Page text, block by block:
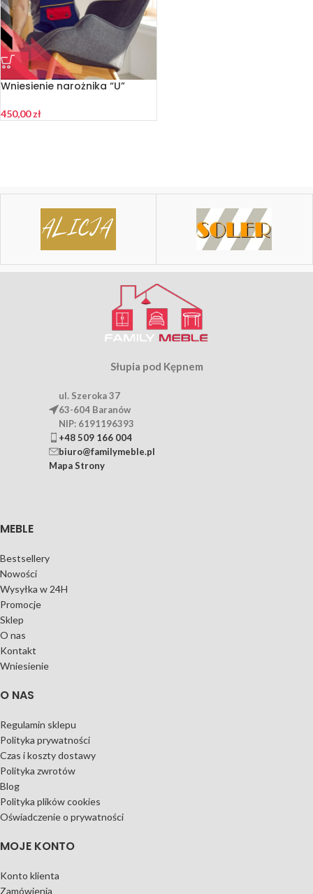
Wniesienie narożnika “U”
450,00zł
Słupia pod Kępnem
ul. Szeroka 37
63-604 Baranów
NIP: 6191196393
+48 509 166 004
biuro@familymeble.pl
Mapa Strony
MEBLE
Bestsellery
Nowości
Wysyłka w 24H
Promocje
Sklep
O nas
Kontakt
Wniesienie
O NAS
Regulamin sklepu
Polityka prywatności
Czas i koszty dostawy
Polityka zwrotów
Blog
Polityka plików cookies
Oświadczenie o prywatności
MOJE KONTO
Konto klienta
Zamówienia